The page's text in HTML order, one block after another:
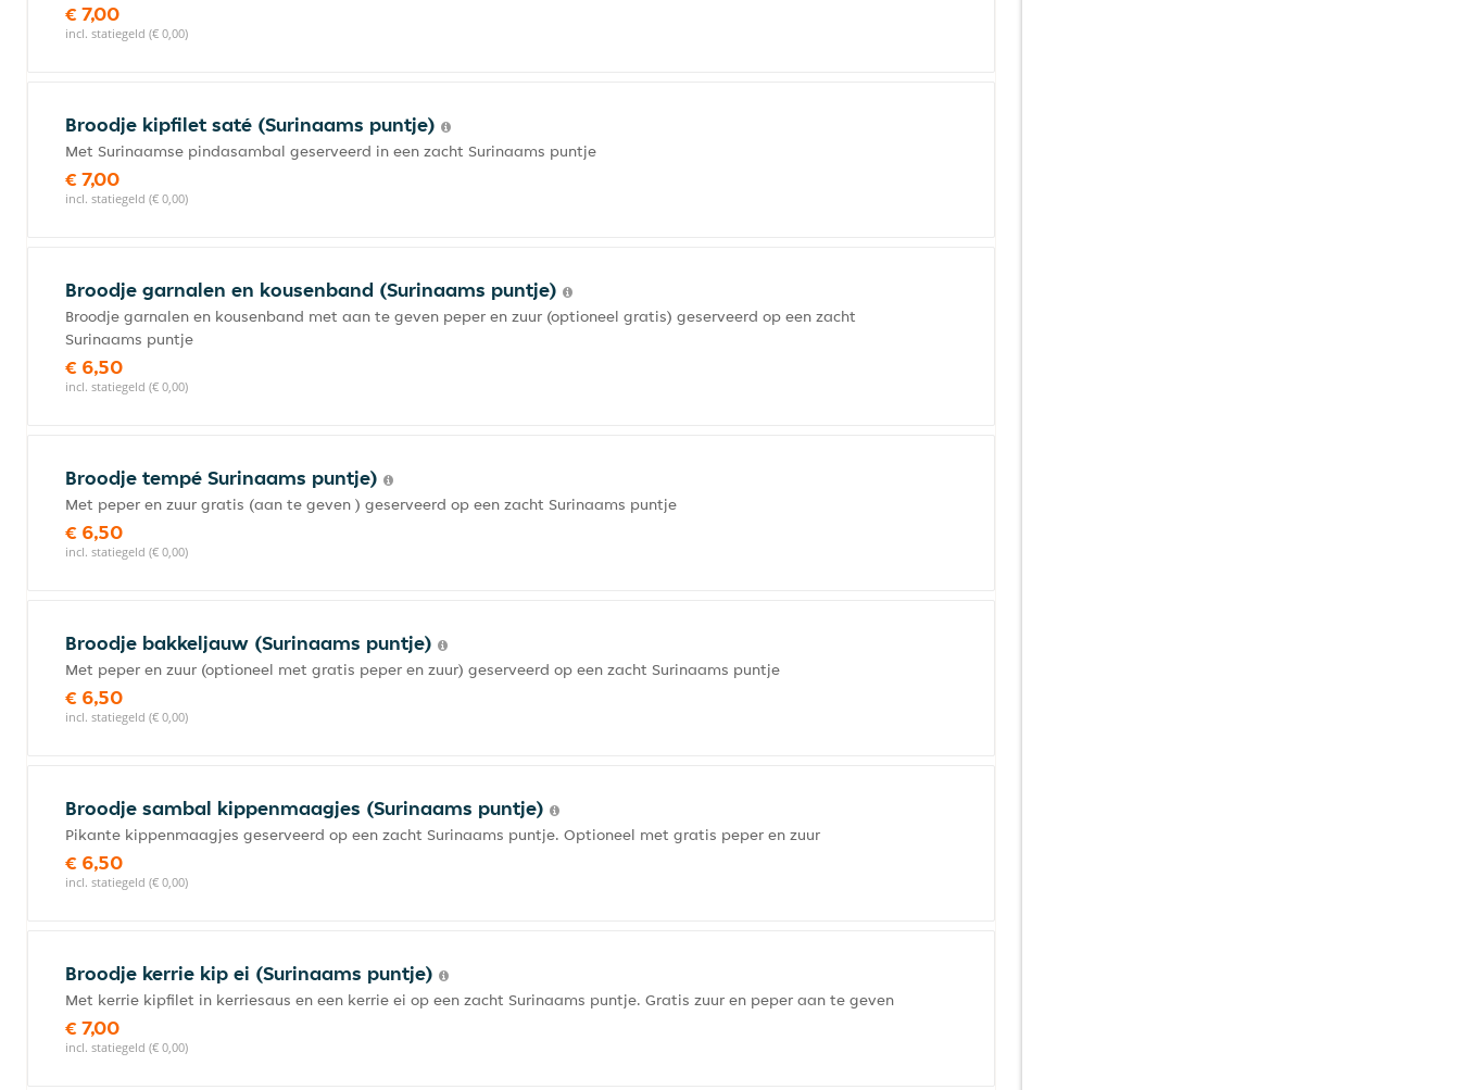
€ 7,00
incl. statiegeld (€ 0,00)
Broodje kipfilet saté (Surinaams puntje)
Met Surinaamse pindasambal geserveerd in een zacht Surinaams puntje
€ 7,00
incl. statiegeld (€ 0,00)
Broodje garnalen en kousenband (Surinaams puntje)
Broodje garnalen en kousenband met aan te geven peper en zuur (optioneel gratis) geserveerd op een zacht
Surinaams puntje
€ 6,50
incl. statiegeld (€ 0,00)
Broodje tempé Surinaams puntje)
Met peper en zuur gratis (aan te geven ) geserveerd op een zacht Surinaams puntje
€ 6,50
incl. statiegeld (€ 0,00)
Broodje bakkeljauw (Surinaams puntje)
Met peper en zuur (optioneel met gratis peper en zuur) geserveerd op een zacht Surinaams puntje
€ 6,50
incl. statiegeld (€ 0,00)
Broodje sambal kippenmaagjes (Surinaams puntje)
Pikante kippenmaagjes geserveerd op een zacht Surinaams puntje. Optioneel met gratis peper en zuur
€ 6,50
incl. statiegeld (€ 0,00)
Broodje kerrie kip ei (Surinaams puntje)
Met kerrie kipfilet in kerriesaus en een kerrie ei op een zacht Surinaams puntje. Gratis zuur en peper aan te geven
€ 7,00
incl. statiegeld (€ 0,00)